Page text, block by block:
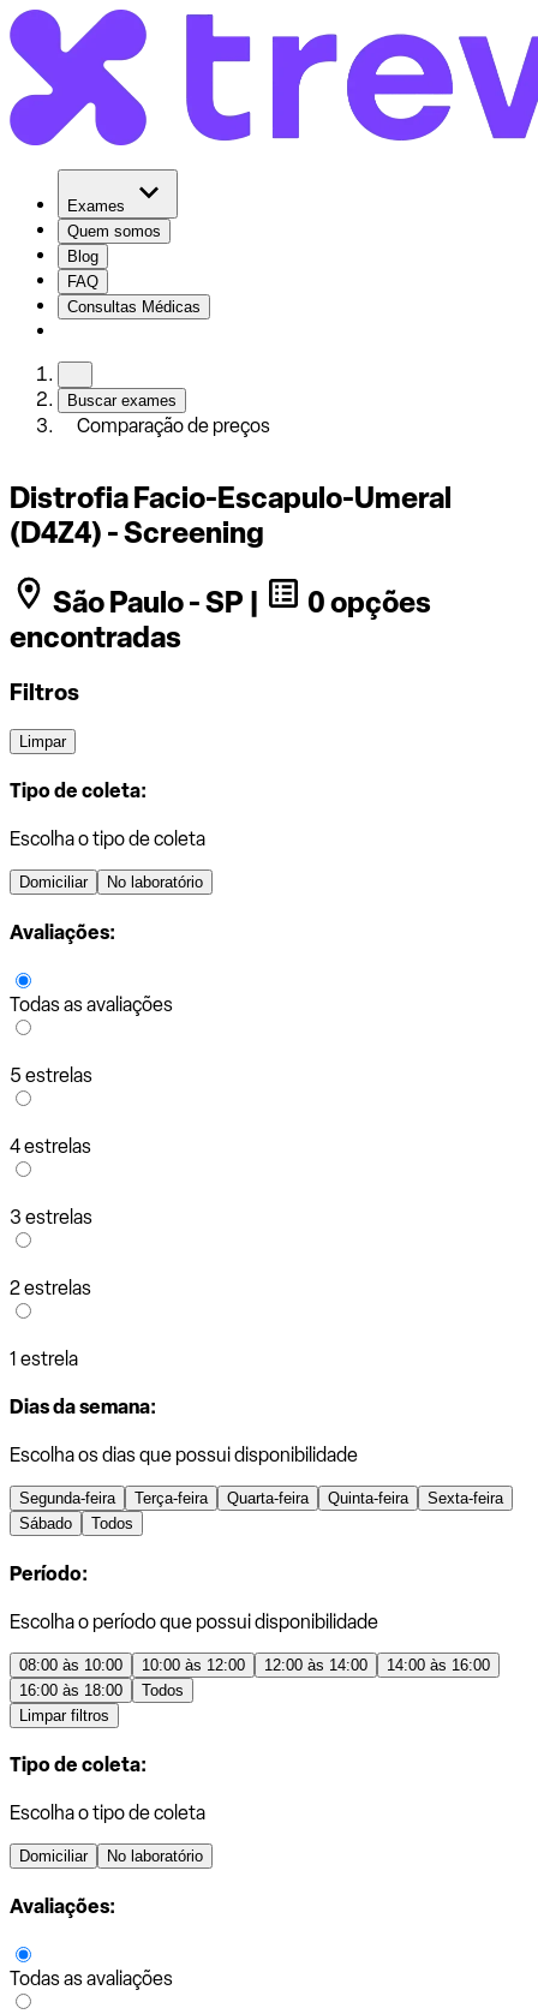
Exames
Quem somos
Blog
FAQ
Consultas Médicas
Buscar exames
Comparação de preços
Distrofia Facio-Escapulo-Umeral
(D4Z4) - Screening
São Paulo - SP |
0 opções
encontradas
Filtros
Limpar
Tipo de coleta:
Escolha o tipo de coleta
Domiciliar No laboratório
Avaliações:
Todas as avaliações
5 estrelas
4 estrelas
3 estrelas
2 estrelas
1 estrela
Dias da semana:
Escolha os dias que possui disponibilidade
Segunda-feira Terça-feira Quarta-feira Quinta-feira
Sexta-feira
Sábado
Todos
Período:
Escolha o período que possui disponibilidade
08:00 às 10:00 10:00 às 12:00 12:00 às 14:00
14:00 às 16:00
16:00 às 18:00
Todos
Limpar filtros
Tipo de coleta:
Escolha o tipo de coleta
Domiciliar No laboratório
Avaliações:
Todas as avaliações